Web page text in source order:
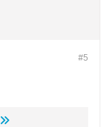
#5